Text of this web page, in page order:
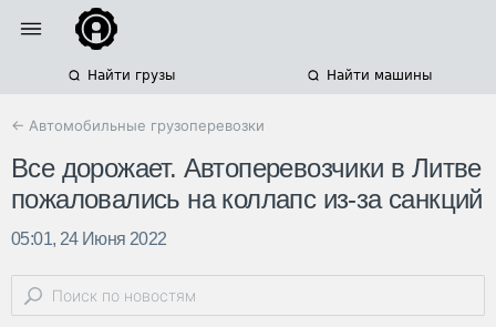
Найти грузы Найти машины
← Автомобильные грузоперевозки
Все дорожает. Автоперевозчики в Литве
пожаловались на коллапс из-за санкций
05:01, 24 Июня 2022